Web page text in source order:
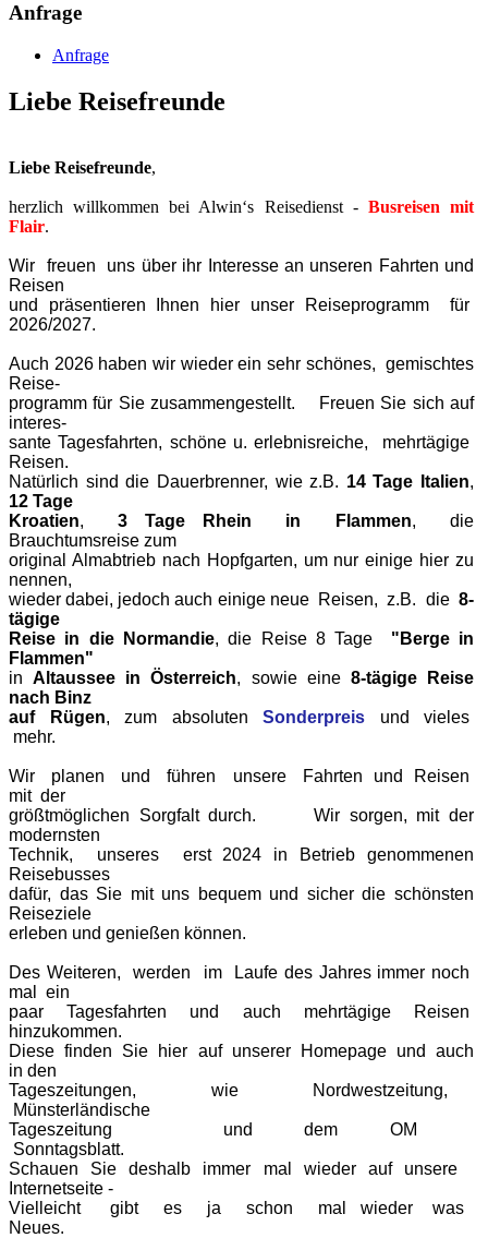
Anfrage
Anfrage
Liebe Reisefreunde
Liebe Reisefreunde,
herzlich willkommen bei Alwin‘s Reisedienst - Busreisen mit
Flair.
Wir freuen uns über ihr Interesse an unseren Fahrten und
Reisen
und präsentieren Ihnen hier unser Reiseprogramm für
2026/2027.
Auch 2026 haben wir wieder ein sehr schönes, gemischtes
Reise-
programmfür Sie zusammengestellt.
Freuen Sie sich auf
interes-
sante Tagesfahrten, schöne u. erlebnisreiche, mehrtägige
Reisen.
Natürlich sind die Dauerbrenner, wie z.B. 14 Tage Italien,
12 Tage
Kroatien,3 Tage Rhein in Flammen, die
Brauchtumsreise zum
original Almabtrieb nach Hopfgarten, um nur einige hier zu
nennen,
wieder dabei, jedoch auch einige neue Reisen, z.B. die8-
tägige
Reise in die Normandie, die Reise 8 Tage "Berge in
Flammen"
inAltaussee in Österreich, sowie eine 8-tägige Reise
nach Binz
auf
Rügen, zum absoluten Sonderpreis und vieles
mehr.
Wir planen und führen unsere
Fahrten und Reisen
mit der
größtmöglichen Sorgfalt durch. Wir sorgen, mit der
modernsten
Technik, unseres erst 2024 in Betrieb genommenen
Reisebusses
dafür, das Sie mit uns bequem und sicher die schönsten
Reiseziele
erleben und genießen können.
Des Weiteren, werden im Laufe des Jahres immer noch
mal ein
paar Tagesfahrten und auch mehrtägige Reisen
hinzukommen.
Diese finden Sie hier auf unserer Homepage und auch
in den
Tageszeitungen, wie Nordwestzeitung,
Münsterländische
Tageszeitung und dem OM
Sonntagsblatt.
Schauen Sie deshalb immer mal wieder auf unsere
Internetseite -
Vielleicht gibt es ja schon mal wieder was
Neues.